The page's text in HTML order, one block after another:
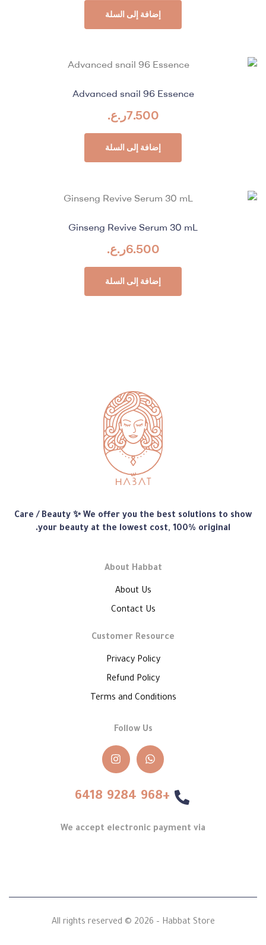
إضافة إلى السلة
Advanced snail 96 Essence
7.500ر.ع.
إضافة إلى السلة
Ginseng Revive Serum 30 mL
6.500ر.ع.
إضافة إلى السلة
متجر
هبّات
Care / Beauty ✨ We offer you the best solutions to show
your beauty at the lowest cost, 100% original.
About Habbat
About Us
Contact Us
Customer Resource
Privacy Policy
Refund Policy
Terms and Conditions
Follow Us
+968 9284 6418
We accept electronic payment via
All rights reserved © 2026 – Habbat Store